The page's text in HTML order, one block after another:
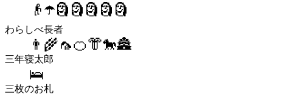
👴☂️🗿🗿🗿🗿🗿
わらしべ長者
👨🌾🦟🍊👘🐎🏯
三年寝太郎
🛌
三枚のお札